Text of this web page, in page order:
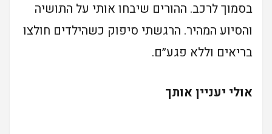
בסמוך לרכב. ההורים שיבחו אותי על התושיה
והסיוע המהיר. הרגשתי סיפוק כשהילדים חולצו
בריאים וללא פגע״ם.
אולי יעניין אותך